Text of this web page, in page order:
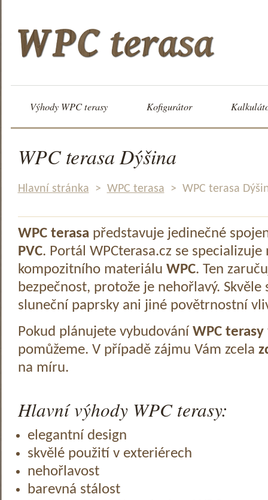
Výhody WPC terasy Kofigurátor
WPC terasa Dýšina
Hlavní stránka > WPC terasa > WPC terasa
WPC terasa představuje jedinečné
PVC. Portál WPCterasa.cz se specializuje
kompozitního materiálu WPC. Ten
bezpečnost, protože je nehořlavý.
sluneční paprsky ani jiné povětrnostní
Pokud plánujete vybudování WPC terasy
pomůžeme. V případě zájmu Vám zcela
na míru.
Hlavní výhody WPC terasy:
elegantní design
skvělé použití v exteriérech
nehořlavost
barevná stálost